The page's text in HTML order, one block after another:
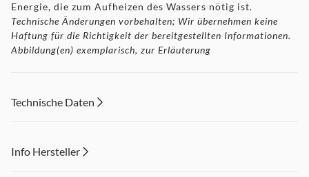
Energie, die zum Aufheizen des Wassers nötig ist.
Technische Änderungen vorbehalten; Wir übernehmen keine
Haftung für die Richtigkeit der bereitgestellten Informationen.
Abbildung(en) exemplarisch, zur Erläuterung
Technische Daten
Info Hersteller